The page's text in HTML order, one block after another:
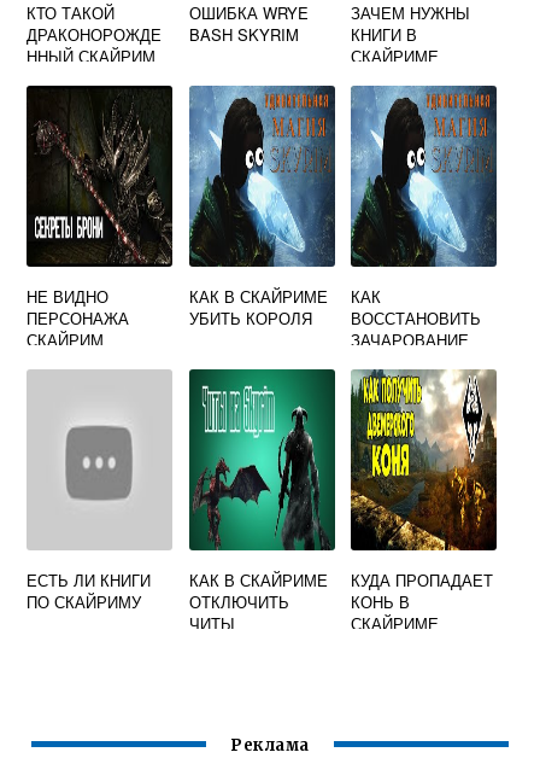
КТО ТАКОЙ
ДРАКОНОРОЖДЕ
ННЫЙ СКАЙРИМ
ОШИБКА WRYE
BASH SKYRIM
ЗАЧЕМ НУЖНЫ
КНИГИ В
СКАЙРИМЕ
НЕ ВИДНО
ПЕРСОНАЖА
СКАЙРИМ
КАК В СКАЙРИМЕ
УБИТЬ КОРОЛЯ
КАК
ВОССТАНОВИТЬ
ЗАЧАРОВАНИЕ
СКАЙРИМЕ
ЕСТЬ ЛИ КНИГИ
ПО СКАЙРИМУ
КАК В СКАЙРИМЕ
ОТКЛЮЧИТЬ
ЧИТЫ
КУДА ПРОПАДАЕТ
КОНЬ В
СКАЙРИМЕ
Реклама